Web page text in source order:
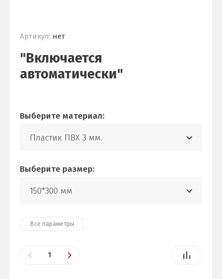
Артикул: нет
"Включается
автоматически"
Выберите материал:
Пластик ПВХ 3 мм.
Выберите размер:
150*300 мм
Все параметры